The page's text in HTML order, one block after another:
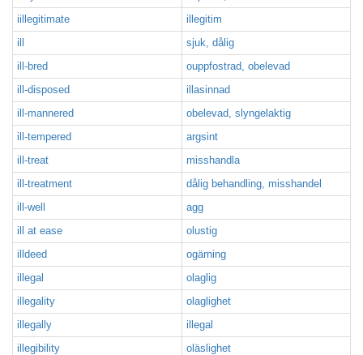
iillegitimate
illegitim
ill
sjuk, dålig
ill-bred
ouppfostrad, obelevad
ill-disposed
illasinnad
ill-mannered
obelevad, slyngelaktig
ill-tempered
argsint
ill-treat
misshandla
ill-treatment
dålig behandling, misshandel
ill-well
agg
ill at ease
olustig
illdeed
ogärning
illegal
olaglig
illegality
olaglighet
illegally
illegal
illegibility
oläslighet